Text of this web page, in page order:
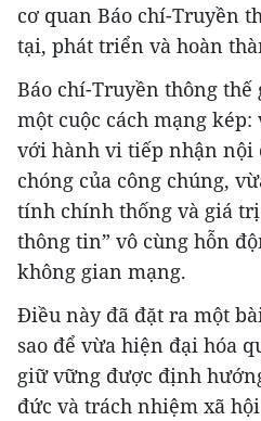
cơ quan Báo chí-Truyền
tại, phát triển và hoàn
Báo chí-Truyền thông
một cuộc cách mạng
với hành vi tiếp nhận nội
chóng của công chúng,
tính chính thống và giá
thông tin” vô cùng hỗn
không gian mạng.
Điều này đã đặt ra một
sao để vừa hiện đại hóa
giữ vững được định
đức và trách nhiệm xã